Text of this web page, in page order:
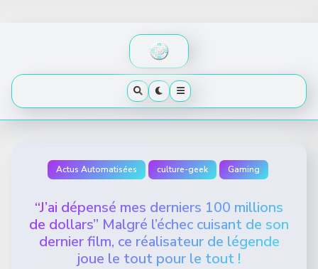
Actus Automatisées culture-geek Gaming
“J’ai dépensé mes derniers 100 millions
de dollars” Malgré l’échec cuisant de son
dernier film, ce réalisateur de légende
joue le tout pour le tout !